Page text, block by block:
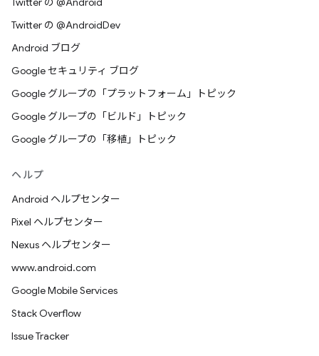
Twitter の @AndroidDev
Android ブログ
Google セキュリティ ブログ
Google グループの「プラットフォーム」トピック
Google グループの「ビルド」トピック
Google グループの「移植」トピック
ヘルプ
Android ヘルプセンター
Pixel ヘルプセンター
Nexus ヘルプセンター
www.android.com
Google Mobile Services
Stack Overflow
Issue Tracker